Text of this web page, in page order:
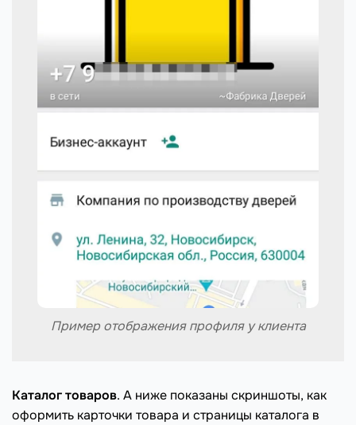
Пример отображения профиля у клиента
Каталог товаров. А ниже показаны скриншоты, как
оформить карточки товара и страницы каталога в